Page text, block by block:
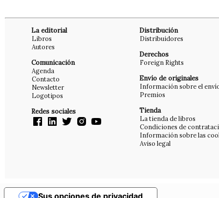
La editorial
Libros
Autores
Comunicación
Agenda
Contacto
Newsletter
Logotipos
Redes sociales
Distribución
Distribuidores
Derechos
Foreign Rights
Envío de originales
Información sobre el
Premios
Tienda
La tienda de libros
Condiciones de
Información sobre las
Aviso legal